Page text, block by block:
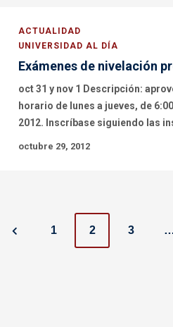
ACTUALIDAD
UNIVERSIDAD AL DÍA
Exámenes de nivelación
oct 31 y nov 1 Descripción:
horario de lunes a jueves, de
2012. Inscríbase siguiendo las
octubre 29, 2012
P
1 2 3